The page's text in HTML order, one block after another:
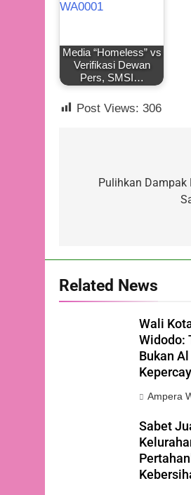
Media “Homeless” vs
Verifikasi Dewan
Pers, SMSI…
Post Views: 306
posPulihkan Dampak
Related News
Wali
Widodo:
Bukan
Ampera
Sabet